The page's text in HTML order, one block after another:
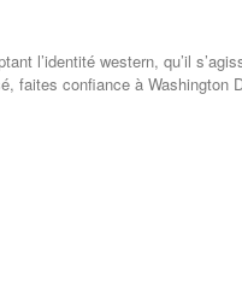
l’identité western, qu’il
faites confiance à Washington